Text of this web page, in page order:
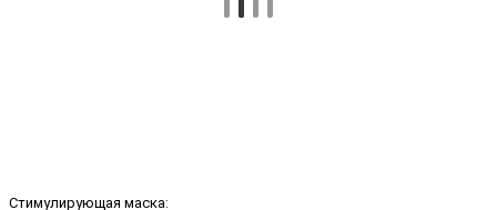
Стимулирующая маска: